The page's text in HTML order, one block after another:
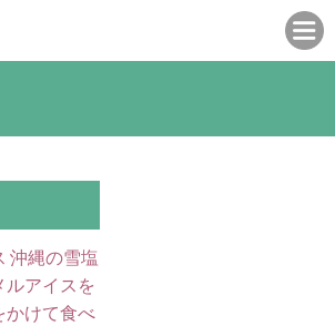
沖縄の雪塩
ルアイスを
かけて食べ